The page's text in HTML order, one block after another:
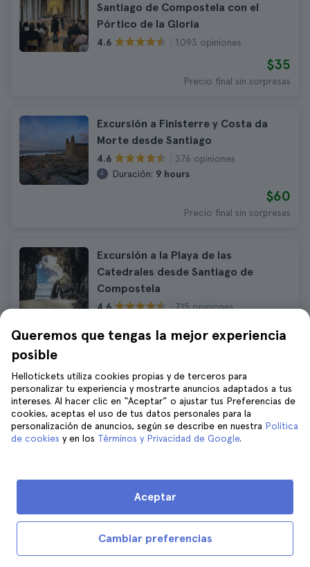
Santiago de Compostela con el
Pórtico de la Gloria
4.6 1.093 opiniones
$35
Precio final sin sorpresas
Excursión a Finisterre y Costa da
Morte desde Santiago
4.6
376 opiniones
Duración: 9 hours
$60
Precio final sin sorpresas
Excursión a la Playa de las
Catedrales desde Santiago de
Compostela
4.6
715 opiniones
$75
Excursión a las Rías Baixas desde
Santiago de Compostela con paseo
en barco y cata de vino
$70
Queremos que tengas la mejor experiencia
posible
Hellotickets utiliza cookies propias y de terceros para
personalizar tu experiencia y mostrarte anuncios adaptados a tus
intereses. Al hacer clic en “Aceptar” o ajustar tus Preferencias de
cookies, aceptas el uso de tus datos personales para la
personalización de anuncios, según se describe en nuestra Política
de cookies y en los Términos y Privacidad de Google.
Cambiar preferencias
Aceptar